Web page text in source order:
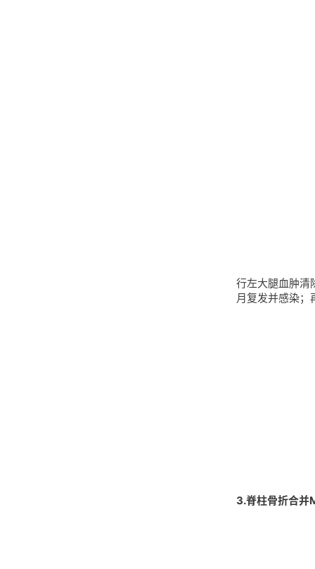
行左大腿血肿清
月复发并感染；
3.脊柱骨折合并